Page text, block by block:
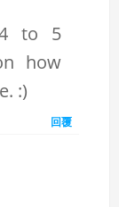
4 to 5
how
:)
回覆